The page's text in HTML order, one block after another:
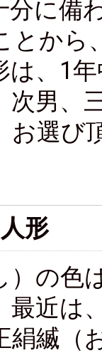
分に備
とから
は、1
次男、
お選び
形
）の色
最近は
絹縅（